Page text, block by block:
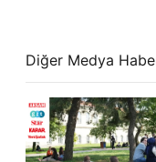
Diğer Medya